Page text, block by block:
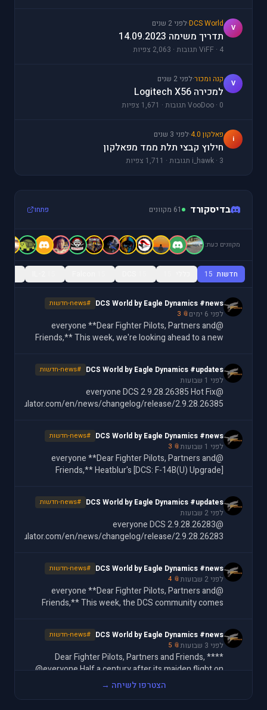
V
DCS World
·לפני 2 שנים
תדריך משימה 14.09.2023
ViFF · 4 תגובות · 2,063 צפיות
V קנה ומכור·לפני 2 שנים
למכירה Logitech X56
VooDoo · 0 תגובות · 1,671 צפיות
i פאלקון 4.0 ·לפני 3 שנים
חילוץ קבצי תלת ממד מפאלקון
i_hawk · 3 תגובות · 1,711 צפיות
בדיסקורד 61 מקוונים פתחו
מקוונים כעת:
חדשות 15
DCS World by Eagle Dynamics #news #news-חדשות
לפני 6 ימים 📎 3
@everyone **Dear Fighter Pilots, Partners and
Friends,** This week, we're looking ahead to a new
ov
DCS World by Eagle Dynamics #updates #news-חדשות
לפני 1 שבועות
@everyone DCS 2.9.28.26385 Hot Fix
en/news/changelog/release/2.9.28.26385/
DCS World by Eagle Dynamics #news #news-חדשות
לפני 1 שבועות 📎 3
@everyone **Dear Fighter Pilots, Partners and
Friends,** Heatblur's [DCS: F-14B(U) Upgrade]
DCS World by Eagle Dynamics #updates #news-חדשות
לפני 2 שבועות
@everyone DCS 2.9.28.26283
en/news/changelog/release/2.9.28.26283/
DCS World by Eagle Dynamics #news #news-חדשות
לפני 2 שבועות 📎 4
@everyone **Dear Fighter Pilots, Partners and
Friends,** This week, the DCS community comes
"Wags
DCS World by Eagle Dynamics #news #news-חדשות
לפני 3 שבועות 📎 5
**Dear Fighter Pilots, Partners and Friends, **
@everyone Half a century after its maiden flight on
February 22nd, 1975, the Su-25 Frogfoot remains one
DCS World by Eagle Dynamics #news #news-חדשות
הצטרפו לשיחה →